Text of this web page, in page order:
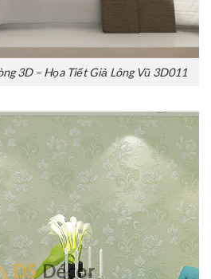
3D – Họa Tiết Giả Lông Vũ 3D011